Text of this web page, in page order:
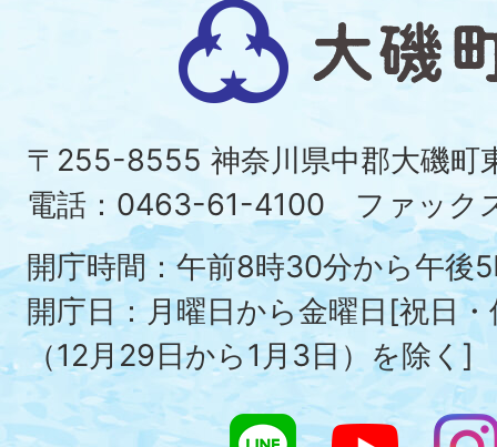
大
磯
町
〒255-8555 神奈川県中郡大磯
電話：0463-61-4100 ファック
開庁時間：午前8時30分から午後
開庁日：月曜日から金曜日[祝日
（12月29日から1月3日）を除く]